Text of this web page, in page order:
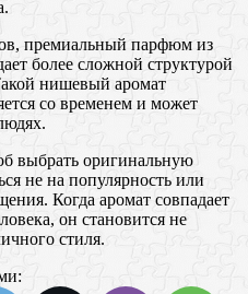
премиальный парфюм из
более сложной структурой
нишевый аромат
со временем и может
выбрать оригинальную
не на популярность или
Когда аромат совпадает
он становится не
стиля.